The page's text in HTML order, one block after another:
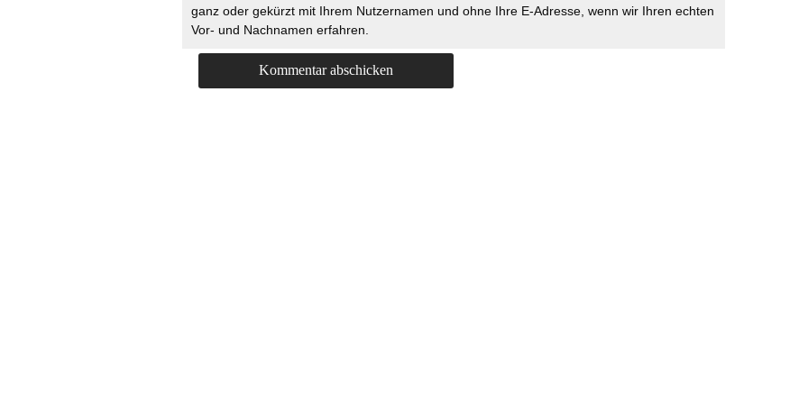
ganz oder gekürzt mit Ihrem Nutzernamen und ohne Ihre E-Adresse, wenn wir Ihren echten
Vor- und Nachnamen erfahren.